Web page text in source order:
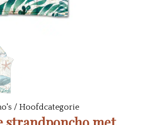
/ Hoofdcategorie